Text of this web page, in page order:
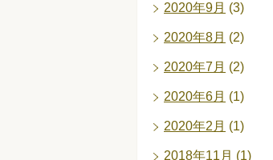
2020年9月 (3)
2020年8月 (2)
2020年7月 (2)
2020年6月 (1)
2020年2月 (1)
2018年11月 (1)